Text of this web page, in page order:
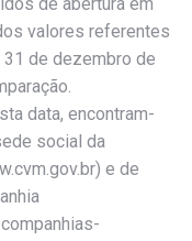
valores referentes
de dezembro de
data, encontram-
social da
e de